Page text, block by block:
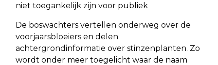
niet toegankelijk zijn voor publiek
De boswachters vertellen onderweg over de
voorjaarsbloeiers en delen
achtergrondinformatie over stinzenplanten. Zo
wordt onder meer toegelicht waar de naam